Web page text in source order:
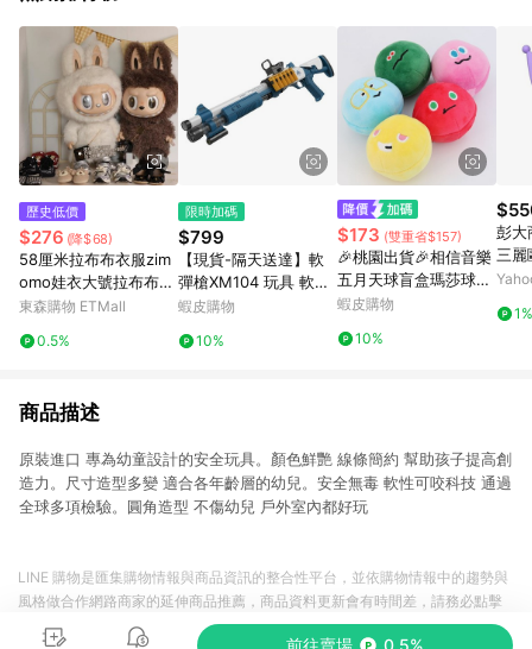
歷史低價
$276 (降$68)
58厘米拉布布衣服zim
omo娃衣大號拉布布衣
服小香風娃衣玩偶鞋子
東森購物 ETMall
0.5%
限時加碼
$799
【現貨-隔天送達】軟
彈槍XM104 玩具 軟彈
发射器 抛殼玩具 兒童
吃雞 戶外玩具 交換禮
蝦皮購物
10%
$173 (雙重省$157)
🎉桃園出貨🎉相信音樂
五月天球盲盒瑪莎球五
球演唱會明星周邊552
蝦皮購物
10%
彭
三
1%
商品描述
原裝進口 專為幼童設計的安全玩具。顏色鮮艷 線條簡約 幫助孩子提高創
造力。尺寸造型多變 適合各年齡層的幼兒。安全無毒 軟性可咬科技 通過
全球多項檢驗。圓角造型 不傷幼兒 戶外室內都好玩
前往賣場 0.5%
LINE 購物是匯集購物情報與商品資訊的整合性平台，並依購物情報中的趨勢與
風格做合作網路商家的延伸商品推薦，商品資料更新會有時間差，請務必點擊
商品至各合作網路商家，確認現售價與購物條件，一切資訊以合作廠商網頁為